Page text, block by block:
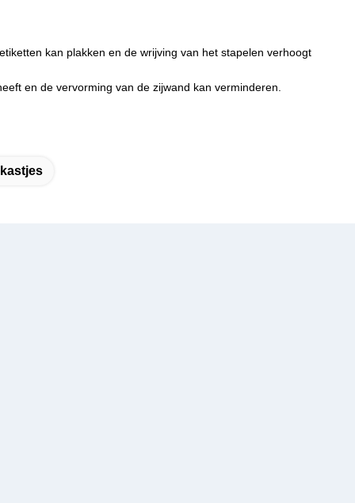
kan plakken en de wrijving van het stapelen verhoogt
en de vervorming van de zijwand kan verminderen.